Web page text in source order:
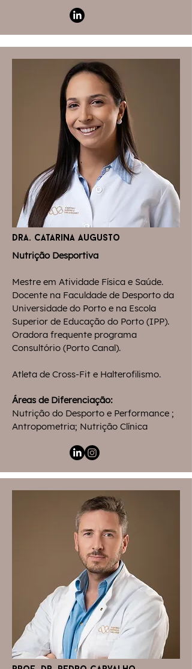
dra. catarina augusto
Nutrição Desportiva
Mestre em Atividade Física e Saúde.
Docente na Faculdade de Desporto da
Universidade do Porto e na Escola
Superior de Educação do Porto (IPP).
Oradora frequente programa
Consultório (Porto Canal).
Atleta de Cross-Fit e Halterofilismo.
Áreas de Diferenciação:
Nutrição do Desporto e Performance ;
Antropometria; Nutrição Clínica